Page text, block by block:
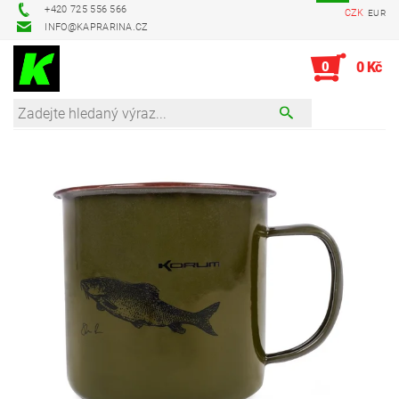
+420 725 556 566
INFO@KAPRARINA.CZ
CZK EUR
0 0 Kč